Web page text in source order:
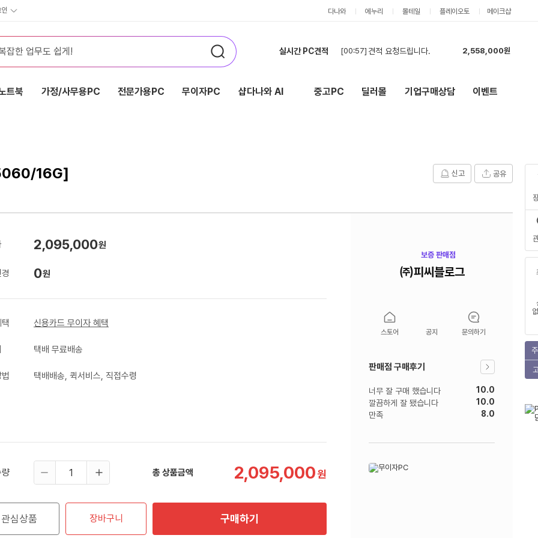
다나와 에누리 몰테일 플레이오토 메이크샵
실시간 PC견적 [00:57] 견적 요청드립니다.
2,558,000원
[00:28]견적부탁드립니다
4,981,000원
534,000원
트북 가정/사무용PC 전문가용PC 무이자PC 샵다나와 AI 중고PC 딜러몰 기업구매상담 이벤트
16G] 신고 공유
2,095,000원
0원
신용카드 무이자 혜택
택배 무료배송
택배배송, 퀵서비스, 직접수령
량 총 상품금액 2,095,000원
관심상품 장바구니 구매하기
보증 판매점
㈜피씨블로그
스토어 공지 문의하기
판매점 구매후기
너무 잘 구매 했습니다
10.0
깔끔하게 잘 됐습니다
10.0
만족
8.0